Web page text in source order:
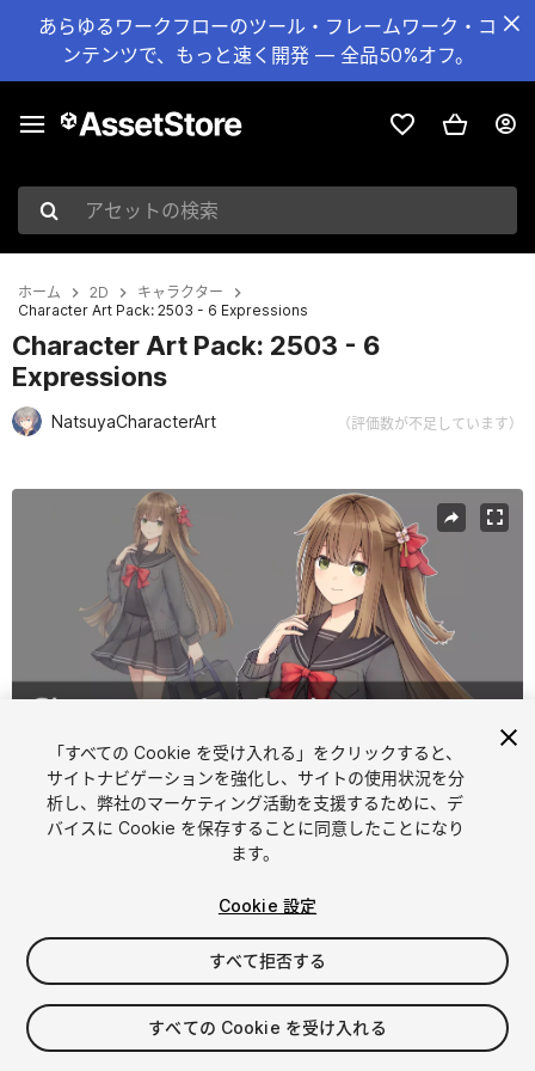
あらゆるワークフローのツール・フレームワーク・コ
ンテンツで、もっと速く開発 — 全品50%オフ。
アセットの検索
ホーム 2D
キャラクター
Character Art Pack: 2503 - 6 Expressions
Character Art Pack: 2503 - 6
Expressions
NatsuyaCharacterArt （評価数が不足しています）
現在のスライド：1 / 3
1/3
$10
消費税は決済時に計算されます
「すべての Cookie を受け入れる」をクリックすると、
サイトナビゲーションを強化し、サイトの使用状況を分
析し、弊社のマーケティング活動を支援するために、デ
バイスに Cookie を保存することに同意したことになり
ます。
Cookie 設定
すべて拒否する
すべての Cookie を受け入れる